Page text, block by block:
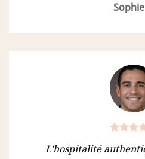
L’hospitalité